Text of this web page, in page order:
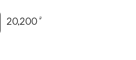
20,200 ₽